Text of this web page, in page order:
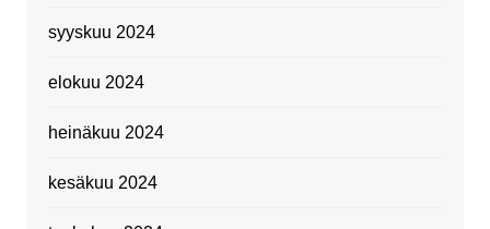
syyskuu 2024
elokuu 2024
heinäkuu 2024
kesäkuu 2024